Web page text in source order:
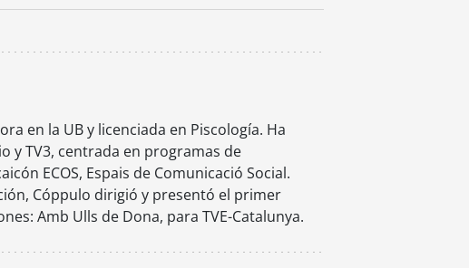
en la UB y licenciada en Piscología. Ha
y TV3, centrada en programas de
ECOS, Espais de Comunicació Social.
Cóppulo dirigió y presentó el primer
Amb Ulls de Dona, para TVE-Catalunya.